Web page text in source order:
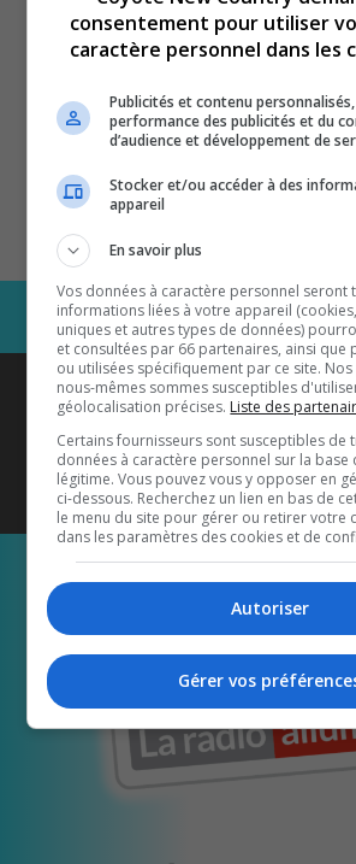
Coyote New Country
également sur
Écoutez-nous
consentement pour utiliser
caractère personnel dans les
Publicités et contenu
performance des publicités et du
d’audience et développement de
Stocker et/ou accéder à des
appareil
En savoir plus
Vos données à caractère personnel seront
informations liées à votre appareil
uniques et autres types de données)
et consultées par 66 partenaires, ainsi que
ou utilisées spécifiquement par ce site.
nous-mêmes sommes susceptibles
géolocalisation précises. Liste des
Certains fournisseurs sont susceptibles de
données à caractère personnel sur la base
légitime. Vous pouvez vous y opposer en
ci-dessous. Recherchez un lien en bas de
le menu du site pour gérer ou retirer votre
dans les paramètres des cookies et de
Autoriser
Gérer vos